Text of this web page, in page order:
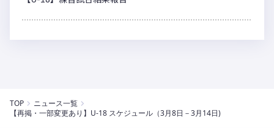
TOP
ニュース一覧
【再掲・一部変更あり】U-18 スケジュール（3月8日－3月14日)